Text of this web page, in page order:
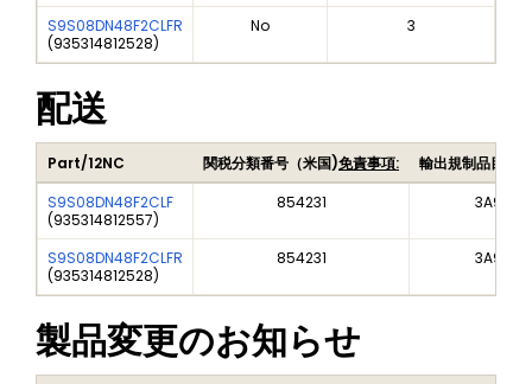
S9S08DN48F2CLFR
(935314812528)
No 3
配送
Part/12NC 関税分類番号（米国)免責事項:
輸出規制品目番
S9S08DN48F2CLF
(935314812557)
854231
S9S08DN48F2CLFR
(935314812528)
854231
製品変更のお知らせ